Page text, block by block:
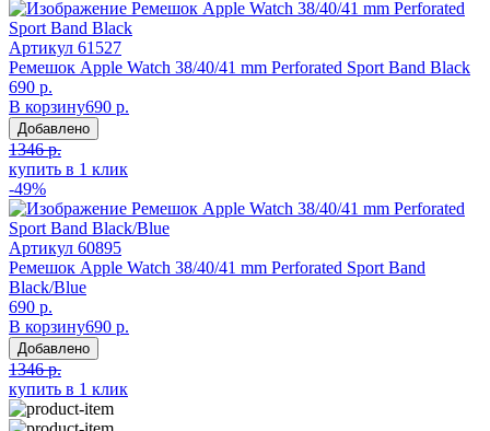
Артикул 61527
Ремешок Apple Watch 38/40/41 mm Perforated Sport Band Black
690 р.
В корзину690 р.
Добавлено
1346 р.
купить в 1 клик
-49%
Артикул 60895
Ремешок Apple Watch 38/40/41 mm Perforated Sport Band
Black/Blue
690 р.
В корзину690 р.
Добавлено
1346 р.
купить в 1 клик